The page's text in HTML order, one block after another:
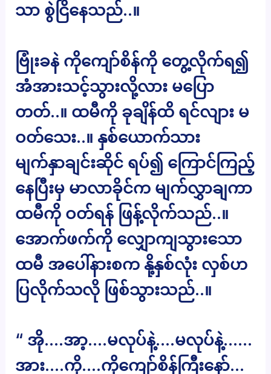
သာ စွဲငြိနေသည်..။
ဗြုံးခနဲ ကိုကျော်စိန်ကို တွေ့လိုက်ရ၍
အံအားသင့်သွားလို့လား မပြော
တတ်..။ ထမီကို ခုချိန်ထိ ရင်လျား မ
ဝတ်သေး..။ နှစ်ယောက်သား
မျက်နှာချင်းဆိုင် ရပ်၍ ကြောင်ကြည့်
နေပြီးမှ မာလာခိုင်က မျက်လွှာချကာ
ထမီကို ဝတ်ရန် ဖြန့်လိုက်သည်..။
အောက်ဖက်ကို လျှောကျသွားသော
ထမီ အပေါ်နားစက နို့နှစ်လုံး လှစ်ဟ
ပြလိုက်သလို ဖြစ်သွားသည်..။
“ အို….အာ့….မလုပ်နဲ့….မလုပ်နဲ့……
အား….ကို….ကိုကျော်စိန်ကြီးနော်…